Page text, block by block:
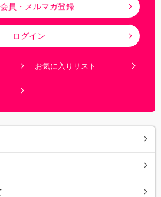
員・メルマガ登録
ログイン
お気に入りリスト